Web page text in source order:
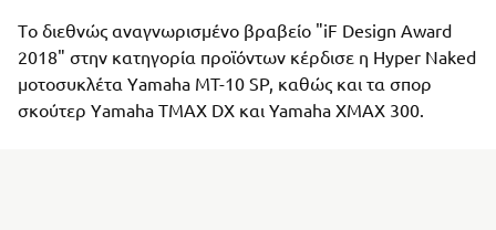
Tο διεθνώς αναγνωρισμένο βραβείο "iF Design Award
2018" στην κατηγορία προϊόντων κέρδισε η Hyper Naked
μοτοσυκλέτα Υamaha MT-10 SP, καθώς και τα σπορ
σκούτερ Υamaha TMAX DX και Yamaha XMAX 300.